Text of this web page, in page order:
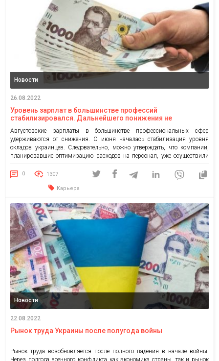
Новости
26.08.2022
Уровень зарплат в большинстве профессий
стабилизировался. Дальнейшего понижения не
Августовские зарплаты в большинстве профессиональных сфер
удерживаются от снижения. С июня началась стабилизация уровня
окладов украинцев. Следовательно, можно утверждать, что компании,
планировавшие оптимизацию расходов на персонал, уже осуществили
снижение зарплат и бонусов. Уровень зарплат за лето
стабилизировался. Далее с началом осеннего бизнес-сезона зарплатная
статистика украинских компаний может улучшиться. Среди возможных
вариантов прогноза — повышение зарплат ключевым […]
0 1307
Карьера
Новости
22.08.2022
Рынок труда Украины после полугода войны
Рынок труда возобновляется после полного падения в начале войны.
Через полгода военного конфликта как экономика страны, так и рынок